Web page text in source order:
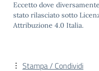
Eccetto dove
stato rilasciato sotto
Attribuzione 4.0 Italia.
Stampa / Condividi